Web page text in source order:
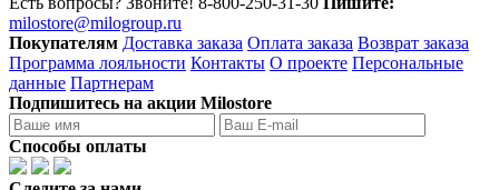
milostore@milogroup.ru
Покупателям Доставка заказа Оплата заказа Возврат заказа
Программа лояльности Контакты О проекте Персональные
данные Партнерам
Подпишитесь на акции Milostore
Способы оплаты